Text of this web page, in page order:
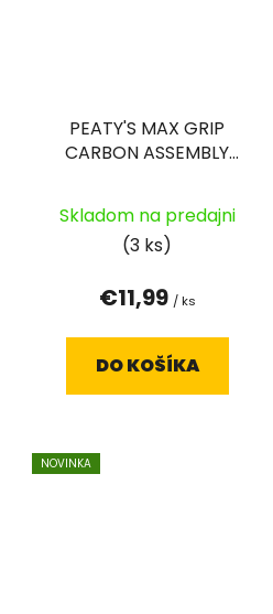
PEATY'S MAX GRIP
CARBON ASSEMBLY
Skladom na predajni
(3 ks)
€11,99 / ks
DO KOŠÍKA
NOVINKA